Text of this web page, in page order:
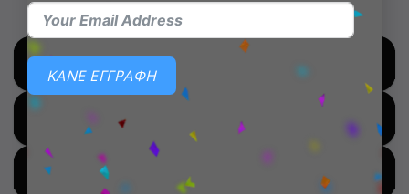
ΚΑΝΕ ΕΓΓΡΑΦΗ
SHOP BY BRANDS
SHOP FOR HOT DEALS
SHOP BY NEW ARRIVALS